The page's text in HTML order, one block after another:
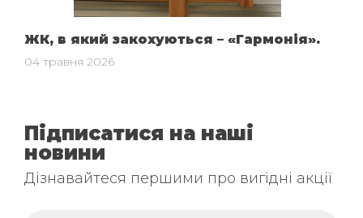
ЖК, в який закохуються – «Гармонія».
04 травня 2026
Підписатися на наші
новини
Дізнавайтеся першими про вигідні акції